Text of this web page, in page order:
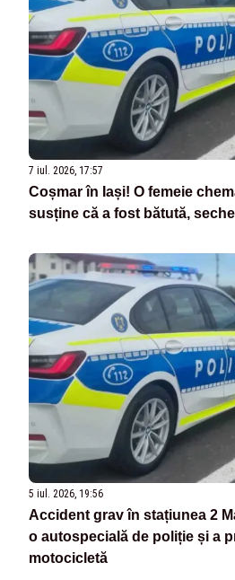
7 iul. 2026, 17:57
Coșmar în Iași! O femeie
susține că a fost bătută,
5 iul. 2026, 19:56
Accident grav în stațiunea 2
o autospecială de poliție și a
motocicletă